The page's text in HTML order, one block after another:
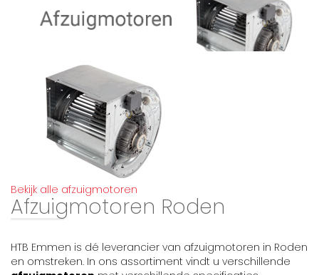
Bekijk alle afzuigmotoren
Afzuigmotoren Roden
HTB Emmen is dé leverancier van afzuigmotoren in Roden
en omstreken. In ons assortiment vindt u verschillende